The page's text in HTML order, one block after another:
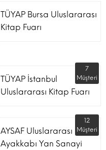
TÜYAP Bursa Uluslararası
Kitap Fuarı
TÜYAP İstanbul
Uluslararası Kitap Fuarı
7
Müşteri
AYSAF Uluslararası
Ayakkabı Yan Sanayi
12
Müşteri